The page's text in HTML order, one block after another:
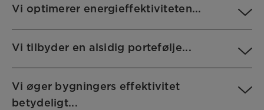
Vi optimerer energieffektiviteten...
Vi tilbyder en alsidig portefølje...
Vi øger bygningers effektivitet
betydeligt...